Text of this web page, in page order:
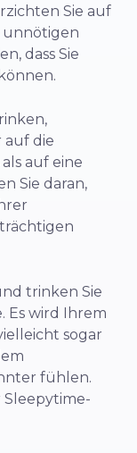
Sie auf
unnötigen
dass Sie
können.
auf die
auf eine
Sie daran,
trinken Sie
Es wird Ihrem
sogar
fühlen.
Sleepytime-